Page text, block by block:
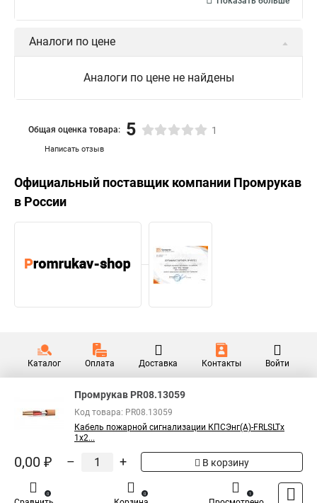
Аналоги по цене
Аналоги по цене не найдены
Написать отзыв
Общая оценка товара: 5 1
Официальный поставщик компании Промрукав
в России
Каталог Оплата Доставка Контакты Войти
Промрукав PR08.13059
Код товара: PR08.13059
Кабель пожарной сигнализации КПСЭнг(А)-FRLSLTx
1х2...
0,00 ₽ – + В корзину
0 0 1